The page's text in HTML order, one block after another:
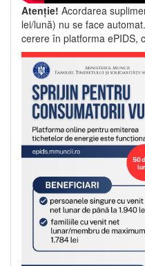
Atenție! Acordarea
lei/lună) nu se face
cerere în platforma ePIDS,